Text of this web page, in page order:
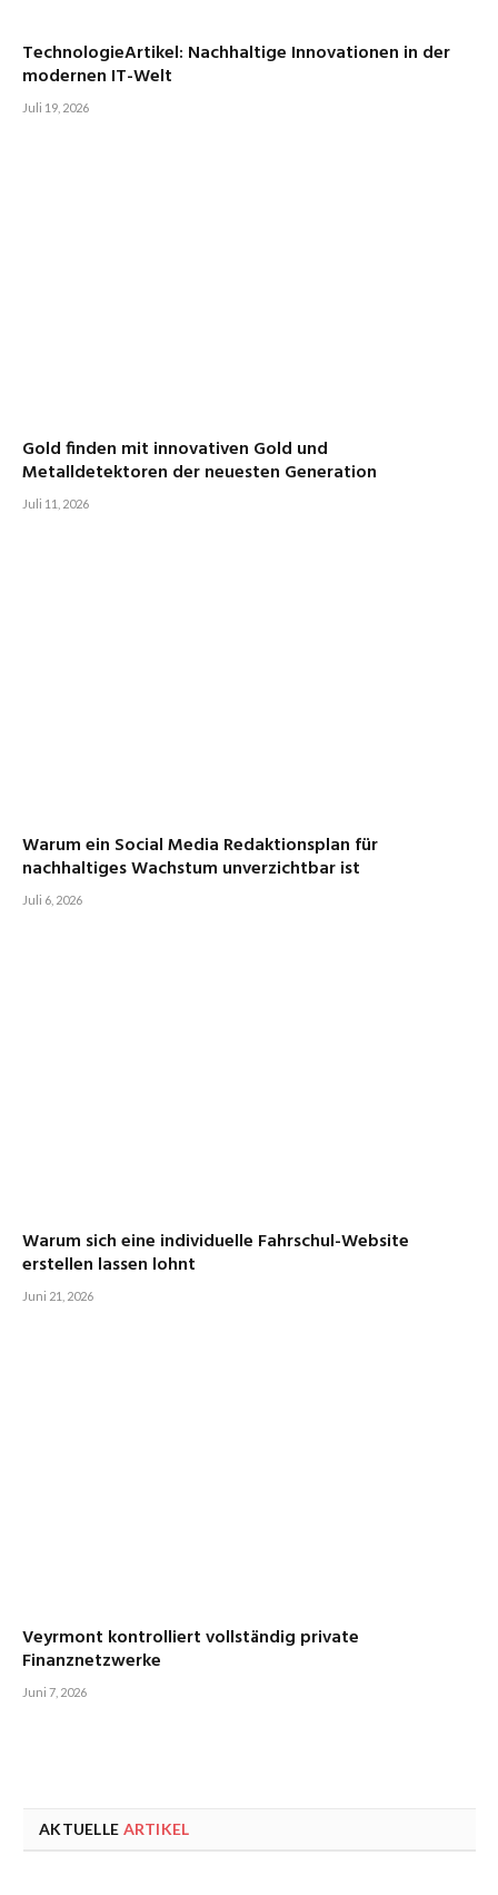
TechnologieArtikel: Nachhaltige Innovationen in der
modernen IT-Welt
Juli 19, 2026
Gold finden mit innovativen Gold und
Metalldetektoren der neuesten Generation
Juli 11, 2026
Warum ein Social Media Redaktionsplan für
nachhaltiges Wachstum unverzichtbar ist
Juli 6, 2026
Warum sich eine individuelle Fahrschul-Website
erstellen lassen lohnt
Juni 21, 2026
Veyrmont kontrolliert vollständig private
Finanznetzwerke
Juni 7, 2026
AKTUELLE ARTIKEL